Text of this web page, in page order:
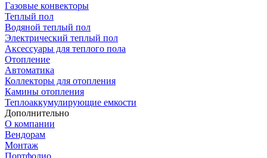
Газовые конвекторы
Теплый пол
Водяной теплый пол
Электрический теплый пол
Аксессуары для теплого пола
Отопление
Автоматика
Коллекторы для отопления
Камины отопления
Теплоаккумулирующие емкости
Дополнительно
О компании
Вендорам
Монтаж